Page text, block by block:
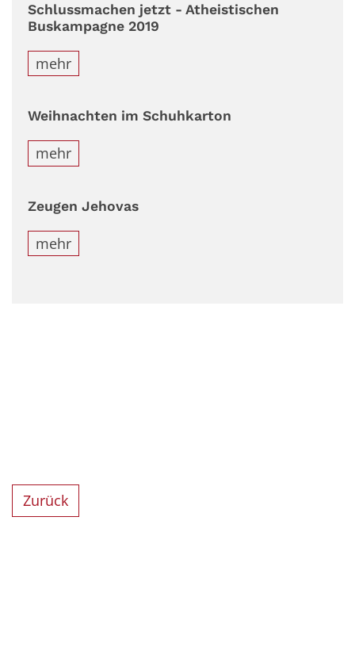
Schlussmachen jetzt - Atheistischen
Buskampagne 2019
mehr
Weihnachten im Schuhkarton
mehr
Zeugen Jehovas
mehr
Zurück